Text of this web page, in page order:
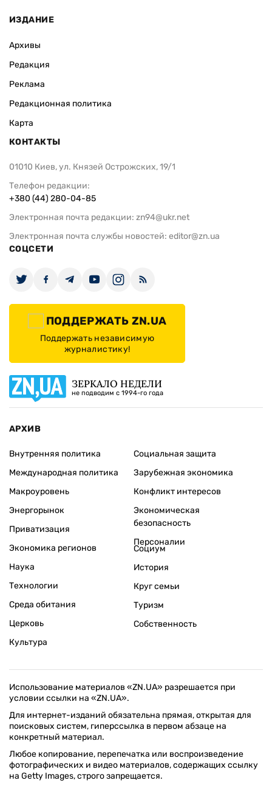
ИЗДАНИЕ
Архивы
Редакция
Реклама
Редакционная политика
Карта
КОНТАКТЫ
01010 Киев, ул. Князей Острожских, 19/1
Телефон редакции:
+380 (44) 280-04-85
Электронная почта редакции: zn94@ukr.net
Электронная почта службы новостей: editor@zn.ua
СОЦСЕТИ
ПОДДЕРЖАТЬ ZN.UA
Поддержать независимую
журналистику!
ЗЕРКАЛО НЕДЕЛИ
не подводим с 1994-го года
АРХИВ
Внутренняя политика
Международная политика
Макроуровень
Энергорынок
Приватизация
Экономика регионов
Социальная защита
Зарубежная экономика
Конфликт интересов
Экономическая
безопасность
Персоналии
Наука
Технологии
Среда обитания
Церковь
Культура
Социум
История
Круг семьи
Туризм
Собственность
Использование материалов «ZN.UA» разрешается при
условии ссылки на «ZN.UA».
Для интернет-изданий обязательна прямая, открытая для
поисковых систем, гиперссылка в первом абзаце на
конкретный материал.
Любое копирование, перепечатка или воспроизведение
фотографических и видео материалов, содержащих ссылку
на Getty Images, строго запрещается.